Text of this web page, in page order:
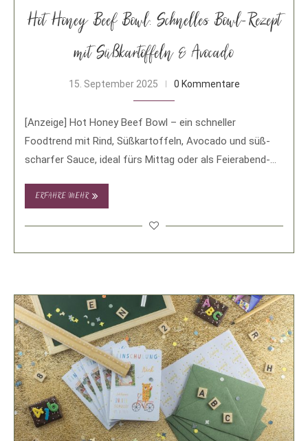
Hot Honey Beef Bowl: Schnelles Bowl-Rezept
mit Süßkartoffeln & Avocado
15. September 2025 0 Kommentare
[Anzeige] Hot Honey Beef Bowl – ein schneller
Foodtrend mit Rind, Süßkartoffeln, Avocado und süß-
scharfer Sauce, ideal fürs Mittag oder als Feierabend-
ERFAHRE MEHR